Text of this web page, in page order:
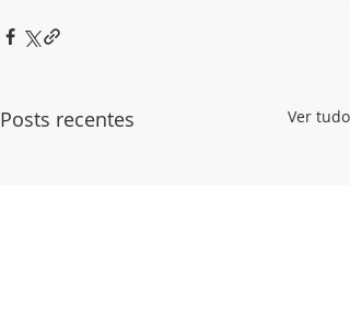
Posts recentes Ver tudo